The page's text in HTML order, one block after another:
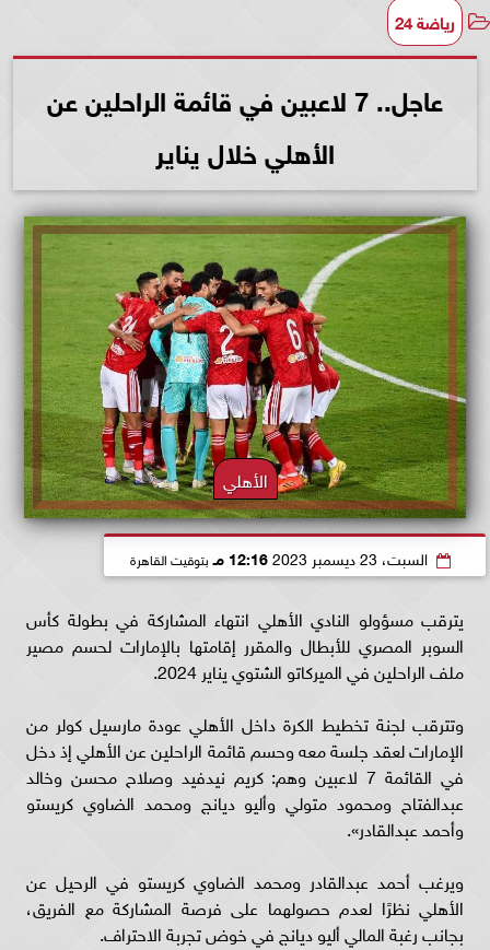
رياضة 24
عاجل.. 7 لاعبين في قائمة الراحلين عن
الأهلي خلال يناير
الأهلي
السبت، 23 ديسمبر 2023 12:16 مـ بتوقيت القاهرة
يترقب مسؤولو النادي الأهلي انتهاء المشاركة في بطولة كأس
السوبر المصري للأبطال والمقرر إقامتها بالإمارات لحسم مصير
ملف الراحلين في الميركاتو الشتوي يناير 2024.
وتترقب لجنة تخطيط الكرة داخل الأهلي عودة مارسيل كولر من
الإمارات لعقد جلسة معه وحسم قائمة الراحلين عن الأهلي إذ دخل
في القائمة 7 لاعبين وهم: كريم نيدفيد وصلاح محسن وخالد
عبدالفتاح ومحمود متولي وأليو ديانج ومحمد الضاوي كريستو
وأحمد عبدالقادر».
ويرغب أحمد عبدالقادر ومحمد الضاوي كريستو في الرحيل عن
الأهلي نظرًا لعدم حصولهما على فرصة المشاركة مع الفريق،
بجانب رغبة المالي أليو ديانج في خوض تجربة الاحتراف.